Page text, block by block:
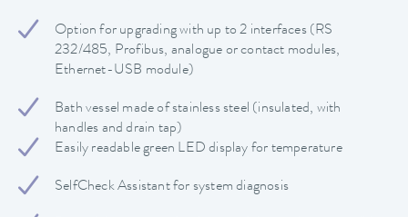
Option for upgrading with up to 2 interfaces (RS
232/485, Profibus, analogue or contact modules,
Ethernet-USB module)
Bath vessel made of stainless steel (insulated, with
handles and drain tap)
Easily readable green LED display for temperature
SelfCheck Assistant for system diagnosis